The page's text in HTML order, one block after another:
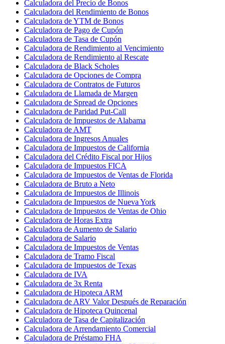
Calculadora del Precio de Bonos
Calculadora del Rendimiento de Bonos
Calculadora de YTM de Bonos
Calculadora de Pago de Cupón
Calculadora de Tasa de Cupón
Calculadora de Rendimiento al Vencimiento
Calculadora de Rendimiento al Rescate
Calculadora de Black Scholes
Calculadora de Opciones de Compra
Calculadora de Contratos de Futuros
Calculadora de Llamada de Margen
Calculadora de Spread de Opciones
Calculadora de Paridad Put-Call
Calculadora de Impuestos de Alabama
Calculadora de AMT
Calculadora de Ingresos Anuales
Calculadora de Impuestos de California
Calculadora del Crédito Fiscal por Hijos
Calculadora de Impuestos FICA
Calculadora de Impuestos de Ventas de Florida
Calculadora de Bruto a Neto
Calculadora de Impuestos de Illinois
Calculadora de Impuestos de Nueva York
Calculadora de Impuestos de Ventas de Ohio
Calculadora de Horas Extra
Calculadora de Aumento de Salario
Calculadora de Salario
Calculadora de Impuestos de Ventas
Calculadora de Tramo Fiscal
Calculadora de Impuestos de Texas
Calculadora de IVA
Calculadora de 3x Renta
Calculadora de Hipoteca ARM
Calculadora de ARV Valor Después de Reparación
Calculadora de Hipoteca Quincenal
Calculadora de Tasa de Capitalización
Calculadora de Arrendamiento Comercial
Calculadora de Préstamo FHA